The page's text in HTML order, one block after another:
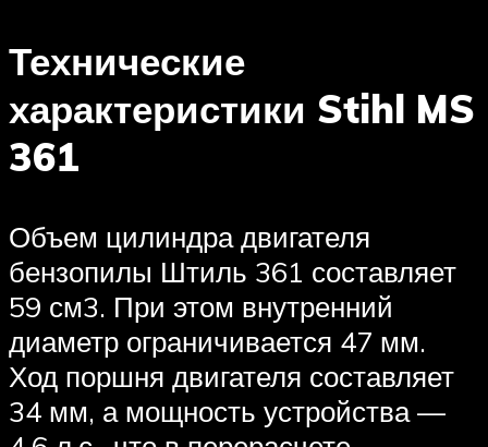
Технические
характеристики Stihl MS
361
Объем цилиндра двигателя
бензопилы Штиль 361 составляет
59 см3. При этом внутренний
диаметр ограничивается 47 мм.
Ход поршня двигателя составляет
34 мм, а мощность устройства —